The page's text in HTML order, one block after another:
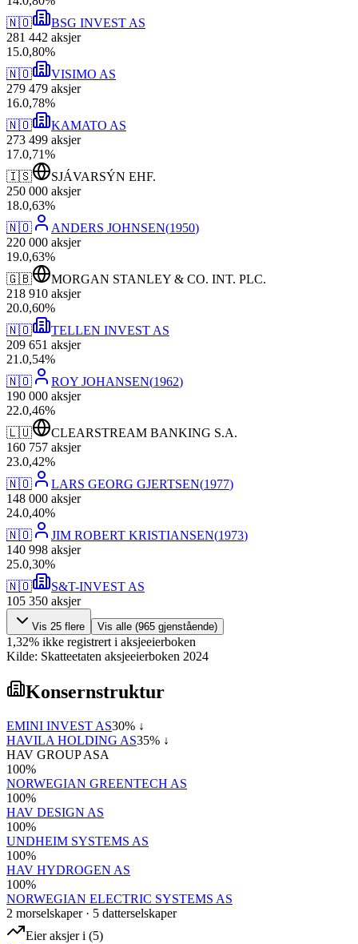
🇳🇴
BSG INVEST AS
281 442 aksjer
15.0,80%
🇳🇴
VISIMO AS
279 479 aksjer
16.0,78%
🇳🇴
KAMATO AS
273 499 aksjer
17.0,71%
🇮🇸
SJÁVARSÝN EHF.
250 000 aksjer
18.0,63%
🇳🇴
ANDERS JOHNSEN(1950)
220 000 aksjer
19.0,63%
🇬🇧
MORGAN STANLEY & CO. INT. PLC.
218 910 aksjer
20.0,60%
🇳🇴
TELLEN INVEST AS
209 651 aksjer
21 .0,54%
🇳🇴
ROY JOHANSEN(1962)
190 000 aksjer
22.0,46%
🇱🇺
CLEARSTREAM BANKING S.A.
160 757 aksjer
23.0,42%
🇳🇴
LARS GEORG GJERTSEN(1977)
148 000 aksjer
24.0,40%
🇳🇴
JIM ROBERT KRISTIANSEN(1973)
140 998 aksjer
25.0,30%
🇳🇴
S&T-INVEST AS
105 350 aksjer
Vis 25 flere Vis alle (965 gjenstående)
1,32% ikke registrert i aksjeeierboken
Kilde: Skatteetaten aksjeeierboken 2024
Konsernstruktur
EMINI INVEST AS30% ↓
HAVILA HOLDING AS35% ↓
HAV GROUP ASA
100%
NORWEGIAN GREENTECH AS
100%
HAV DESIGN AS
100%
UNDHEIM SYSTEMS AS
100%
HAV HYDROGEN AS
100%
NORWEGIAN ELECTRIC SYSTEMS AS
2 morselskaper· 5 datterselskaper
Eier aksjer i (5)